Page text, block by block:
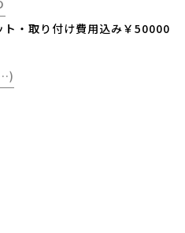
ト・取り付け費用込み￥50000